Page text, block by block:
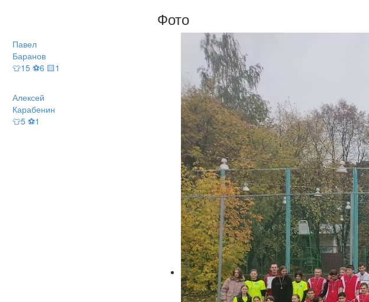
Павел
Баранов
👕15 ⚽6 🟨1
Алексей
Карабенин
👕5 ⚽1
Фото